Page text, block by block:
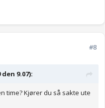
#8
9.07):
time? Kjører du så sakte ute